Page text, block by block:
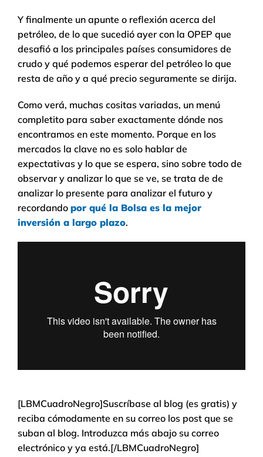
Y finalmente un apunte o reflexión acerca del
petróleo, de lo que sucedió ayer con la OPEP que
desafió a los principales países consumidores de
crudo y qué podemos esperar del petróleo lo que
resta de año y a qué precio seguramente se dirija.
Como verá, muchas cositas variadas, un menú
completito para saber exactamente dónde nos
encontramos en este momento. Porque en los
mercados la clave no es solo hablar de
expectativas y lo que se espera, sino sobre todo de
observar y analizar lo que se ve, se trata de de
analizar lo presente para analizar el futuro y
recordando por qué la Bolsa es la mejor
inversión a largo plazo.
[LBMCuadroNegro]Suscríbase al blog (es gratis) y
reciba cómodamente en su correo los post que se
suban al blog. Introduzca más abajo su correo
electrónico y ya está.[/LBMCuadroNegro]